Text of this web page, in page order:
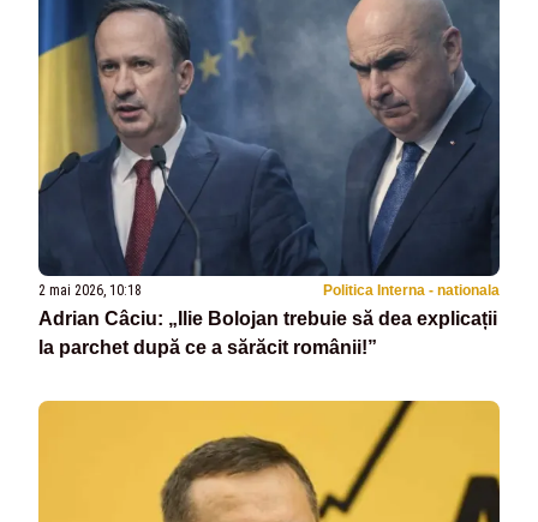
2 mai 2026, 10:18 Politica Interna - nationala
Adrian Câciu: „Ilie Bolojan trebuie să dea explicații
la parchet după ce a sărăcit românii!”